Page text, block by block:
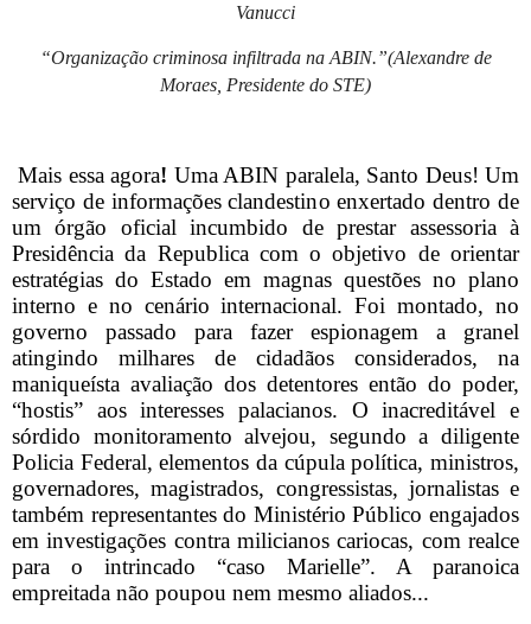
Vanucci
“Organização criminosa infiltrada na ABIN.”(Alexandre de
Moraes, Presidente do STE)
Mais essa agora! Uma ABIN paralela, Santo Deus! Um
serviço de informações clandestino enxertado dentro de
um órgão oficial incumbido de prestar assessoria à
Presidência da Republica com o objetivo de orientar
estratégias do Estado em magnas questões no plano
interno e no cenário internacional. Foi montado, no
governo passado para fazer espionagem a granel
atingindo milhares de cidadãos considerados, na
maniqueísta avaliação dos detentores então do poder,
“hostis” aos interesses palacianos. O inacreditável e
sórdido monitoramento alvejou, segundo a diligente
Policia Federal, elementos da cúpula política, ministros,
governadores, magistrados, congressistas, jornalistas e
também representantes do Ministério Público engajados
em investigações contra milicianos cariocas, com realce
para o intrincado “caso Marielle”. A paranoica
empreitada não poupou nem mesmo aliados...